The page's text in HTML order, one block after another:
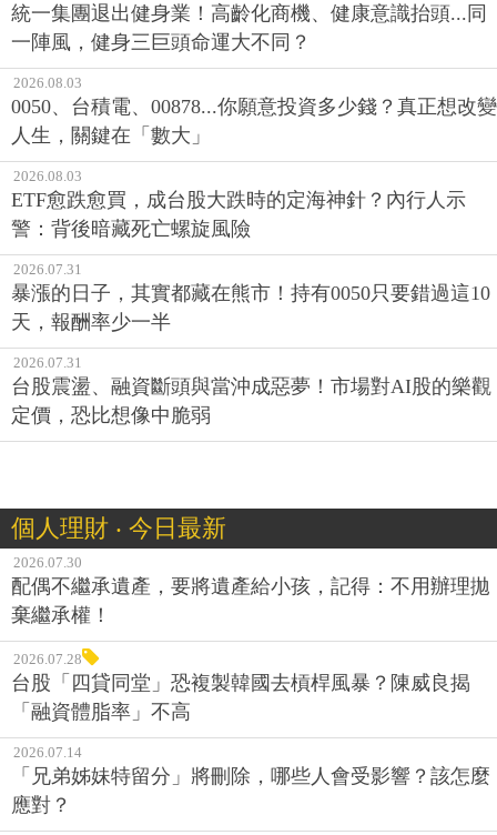
統一集團退出健身業！高齡化商機、健康意識抬頭...同
一陣風，健身三巨頭命運大不同？
2026.08.03
0050、台積電、00878...你願意投資多少錢？真正想改變
人生，關鍵在「數大」
2026.08.03
ETF愈跌愈買，成台股大跌時的定海神針？內行人示
警：背後暗藏死亡螺旋風險
2026.07.31
暴漲的日子，其實都藏在熊市！持有0050只要錯過這10
天，報酬率少一半
2026.07.31
台股震盪、融資斷頭與當沖成惡夢！市場對AI股的樂觀
定價，恐比想像中脆弱
個人理財 ‧ 今日最新
2026.07.30
配偶不繼承遺產，要將遺產給小孩，記得：不用辦理拋
棄繼承權！
2026.07.28
台股「四貸同堂」恐複製韓國去槓桿風暴？陳威良揭
「融資體脂率」不高
2026.07.14
「兄弟姊妹特留分」將刪除，哪些人會受影響？該怎麼
應對？